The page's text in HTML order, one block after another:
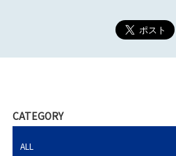
CATEGORY
ALL